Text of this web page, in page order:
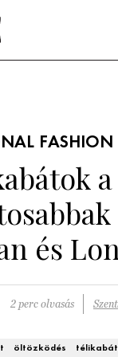
FASHION
a
és
2 perc olvasás
öltözködés télikabát